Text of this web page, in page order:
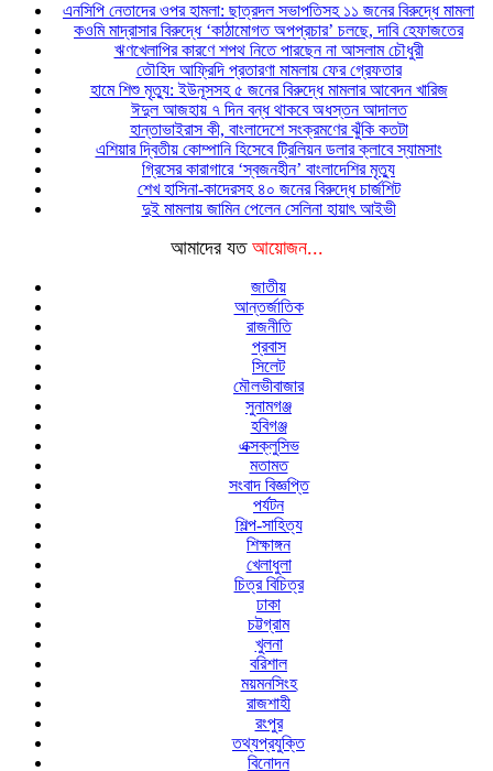
এনসিপি নেতাদের ওপর হামলা: ছাত্রদল সভাপতিসহ ১১ জনের বিরুদ্ধে মামলা
কওমি মাদ্রাসার বিরুদ্ধে ‘কাঠামোগত অপপ্রচার’ চলছে, দাবি হেফাজতের
ঋণখেলাপির কারণে শপথ নিতে পারছেন না আসলাম চৌধুরী
তৌহিদ আফ্রিদি প্রতারণা মামলায় ফের গ্রেফতার
হামে শিশু মৃত্যু: ইউনূসসহ ৫ জনের বিরুদ্ধে মামলার আবেদন খারিজ
ঈদুল আজহায় ৭ দিন বন্ধ থাকবে অধস্তন আদালত
হান্তাভাইরাস কী, বাংলাদেশে সংক্রমণের ঝুঁকি কতটা
এশিয়ার দ্বিতীয় কোম্পানি হিসেবে ট্রিলিয়ন ডলার ক্লাবে স্যামসাং
গ্রিসের কারাগারে ‘স্বজনহীন’ বাংলাদেশির মৃত্যু
শেখ হাসিনা-কাদেরসহ ৪০ জনের বিরুদ্ধে চার্জশিট
দুই মামলায় জামিন পেলেন সেলিনা হায়াৎ আইভী
আমাদের যত আয়োজন...
জাতীয়
আন্তর্জাতিক
রাজনীতি
প্রবাস
সিলেট
মৌলভীবাজার
সুনামগঞ্জ
হবিগঞ্জ
এক্সক্লুসিভ
মতামত
সংবাদ বিজ্ঞপ্তি
পর্যটন
শিল্প-সাহিত্য
শিক্ষাঙ্গন
খেলাধুলা
চিত্র বিচিত্র
ঢাকা
চট্টগ্রাম
খুলনা
বরিশাল
ময়মনসিংহ
রাজশাহী
রংপুর
তথ্যপ্রযুক্তি
বিনোদন